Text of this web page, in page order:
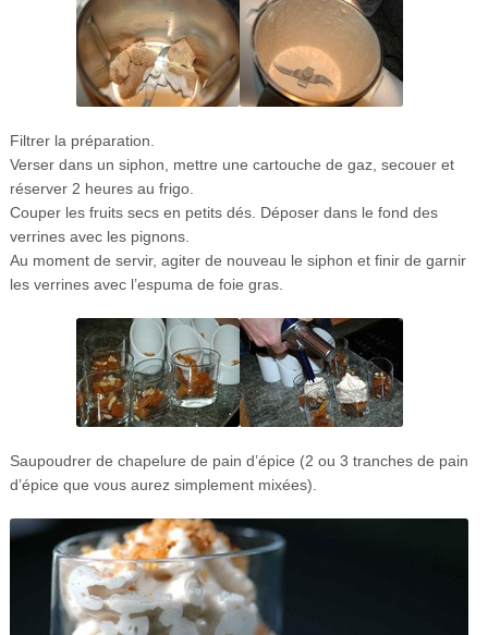
Filtrer la préparation.
Verser dans un siphon, mettre une cartouche de gaz, secouer et
réserver 2 heures au frigo.
Couper les fruits secs en petits dés. Déposer dans le fond des
verrines avec les pignons.
Au moment de servir, agiter de nouveau le siphon et finir de garnir
les verrines avec l’espuma de foie gras.
Saupoudrer de chapelure de pain d’épice (2 ou 3 tranches de pain
d’épice que vous aurez simplement mixées).